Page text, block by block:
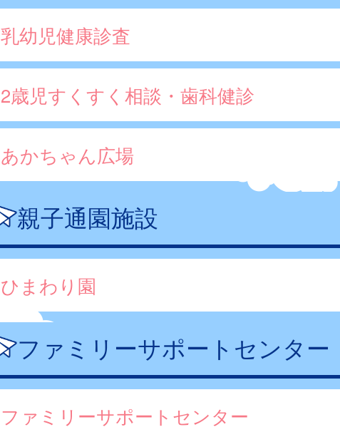
乳幼児健康診査
2歳児すくすく相談・歯科健診
あかちゃん広場
親子通園施設
ひまわり園
ファミリーサポートセンター
ファミリーサポートセンター